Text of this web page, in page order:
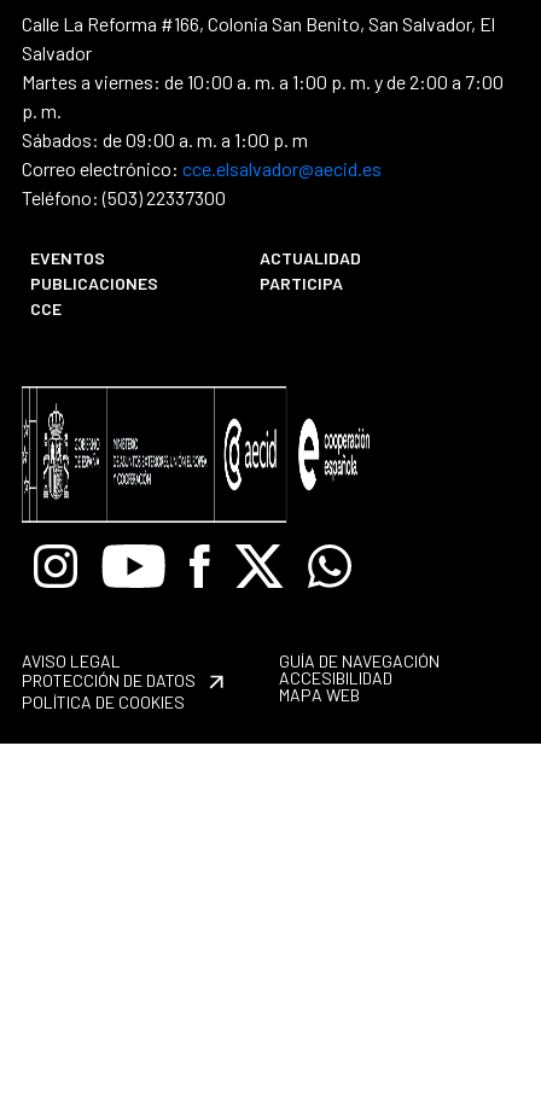
Calle La Reforma #166, Colonia San Benito, San Salvador, El
Salvador
Martes a viernes: de 10:00 a. m. a 1:00 p. m. y de 2:00 a 7:00
p. m.
Sábados: de 09:00 a. m. a 1:00 p. m
Correo electrónico: cce.elsalvador@aecid.es
Teléfono: (503) 22337300
EVENTOS
ACTUALIDAD
PUBLICACIONES
PARTICIPA
CCE
InstagramYoutube Facebook
X Whatsapp
AVISO LEGAL
PROTECCIÓN DE DATOS
POLÍTICA DE COOKIES
GUÍA DE NAVEGACIÓN
ACCESIBILIDAD
MAPA WEB